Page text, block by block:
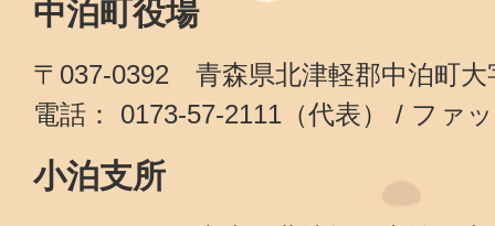
中泊町役場
〒037-0392 青森県北津軽郡中泊町大
電話： 0173-57-2111（代表） / ファ
小泊支所